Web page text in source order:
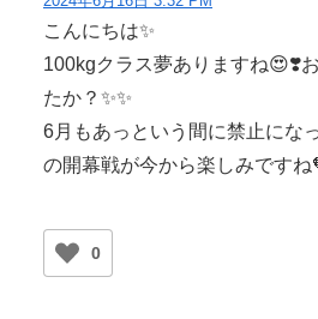
こんにちは✨
100kgクラス夢ありますね😍❣️
たか？✨✨
6月もあっという間に禁止にな
の開幕戦が今から楽しみですね
0